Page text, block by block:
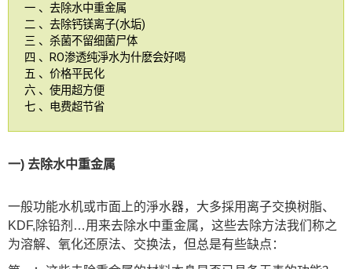
一 、去除水中重金属
二 、去除钙镁离子(水垢)
三 、杀菌不留细菌尸体
四 、RO渗透纯淨水为什麽会好喝
五 、价格平民化
六 、使用超方便
七 、电费超节省
一) 去除水中重金属
一般功能水机或市面上的淨水器，大多採用离子交换树脂、
KDF,除铅剂…用来去除水中重金属，这些去除方法我们称之
为溶解、氧化还原法、交换法，但总是有些缺点：